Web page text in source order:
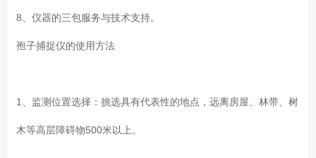
8、仪器的三包服务与技术支持。
孢子捕捉仪的使用方法
1、监测位置选择：挑选具有代表性的地点，远离房屋、林带、树
木等高层障碍物500米以上。